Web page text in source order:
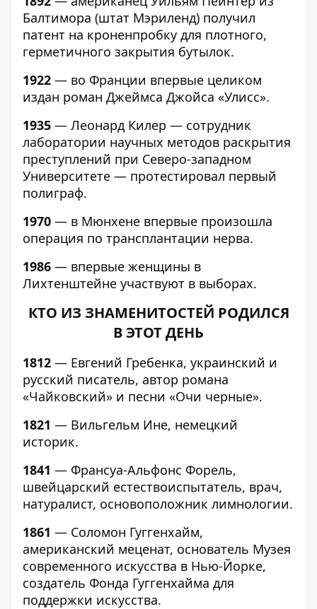
Балтимора (штат Мэриленд) получил
патент на кроненпробку для плотного,
герметичного закрытия бутылок.
1922 — во Франции впервые целиком
издан роман Джеймса Джойса «Улисс».
1935 — Леонард Килер — сотрудник
лаборатории научных методов раскрытия
преступлений при Северо-западном
Университете — протестировал первый
полиграф.
1970 — в Мюнхене впервые произошла
операция по трансплантации нерва.
1986 — впервые женщины в
Лихтенштейне участвуют в выборах.
КТО ИЗ ЗНАМЕНИТОСТЕЙ РОДИЛСЯ
В ЭТОТ ДЕНЬ
1812 — Евгений Гребенка, украинский и
русский писатель, автор романа
«Чайковский» и песни «Очи черные».
1821 — Вильгельм Ине, немецкий
историк.
1841 — Франсуа-Альфонс Форель,
швейцарский естествоиспытатель, врач,
натуралист, основоположник лимнологии.
1861 — Соломон Гуггенхайм,
американский меценат, основатель Музея
современного искусства в Нью-Йорке,
создатель Фонда Гуггенхайма для
поддержки искусства.